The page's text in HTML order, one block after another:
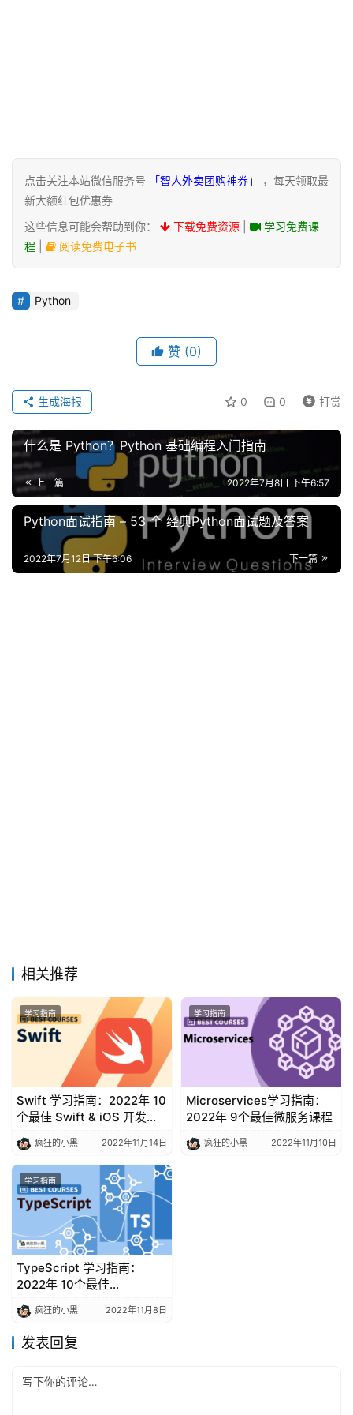
点击关注本站微信服务号 「智人外卖团购神券」
，每天领取最
新大额红包优惠券
这些信息可能会帮助到你：
下载免费资源
学习免费课
程
阅读免费电子书
Python
赞 (0)
0 0 打赏
生成海报
什么是 Python？Python 基础编程入门指南
上一篇 2022年7月8日 下午6:57
Python面试指南 – 53 个 经典Python面试题及答案
下一篇
2022年7月12日 下午6:06
相关推荐
学习指南
Swift 学习指南：2022年 10
个最佳 Swift & iOS 开发课
疯狂的小黑 2022年11月14日
学习指南
Microservices学习指南：
2022年 9个最佳微服务课程
疯狂的小黑 2022年11月10日
学习指南
TypeScript 学习指南：
2022年 10个最佳
TypeScript 课程
疯狂的小黑 2022年11月8日
发表回复